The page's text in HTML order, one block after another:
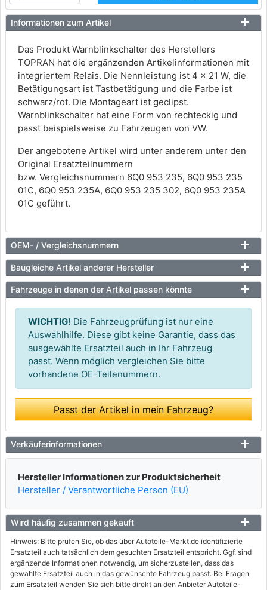
Informationen zum Artikel
Das Produkt Warnblinkschalter des Herstellers
TOPRAN hat die ergänzenden Artikelinformationen mit
integriertem Relais. Die Nennleistung ist 4 x 21 W, die
Betätigungsart ist Tastbetätigung und die Farbe ist
schwarz/rot. Die Montageart ist geclipst.
Warnblinkschalter hat eine Form von rechteckig und
passt beispielsweise zu Fahrzeugen von VW.
Der angebotene Artikel wird unter anderem unter den
Original Ersatzteilnummern
bzw. Vergleichsnummern 6Q0 953 235, 6Q0 953 235
01C, 6Q0 953 235A, 6Q0 953 235 302, 6Q0 953 235A
01C geführt.
OEM- / Vergleichsnummern
Baugleiche Artikel anderer Hersteller
Fahrzeuge in denen der Artikel passen könnte
WICHTIG! Die Fahrzeugprüfung ist nur eine
Auswahlhilfe. Diese gibt keine Garantie, dass das
ausgewählte Ersatzteil auch in Ihr Fahrzeug
passt. Wenn möglich vergleichen Sie bitte
vorhandene OE-Teilenummern.
Passt der Artikel in mein Fahrzeug?
Verkäuferinformationen
Hersteller Informationen zur Produktsicherheit
Hersteller / Verantwortliche Person (EU)
Wird häufig zusammen gekauft
Hinweis: Bitte prüfen Sie, ob das über Autoteile-Markt.de identifizierte
Ersatzteil auch tatsächlich dem gesuchten Ersatzteil entspricht. Ggf. sind
ergänzende Informationen notwendig, um sicherzustellen, dass das
gewählte Ersatzteil auch in das gewünschte Fahrzeug passt. Bei Fragen
zum Ersatzteil wenden Sie sich bitte direkt an den Anbieter Autoteile-